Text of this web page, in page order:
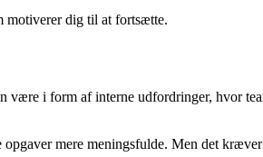
motiverer dig til at fortsætte.
i form af interne udfordringer, hvor
mere meningsfulde. Men det